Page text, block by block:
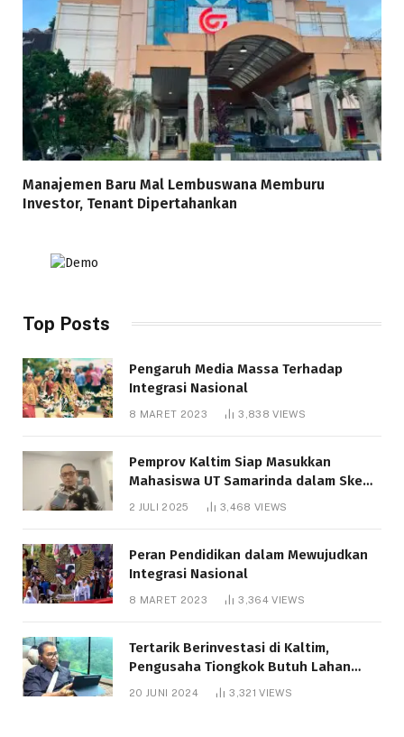
Manajemen Baru Mal Lembuswana Memburu
Investor, Tenant Dipertahankan
Top Posts
Pengaruh Media Massa Terhadap
Integrasi Nasional
8 MARET 2023 3,838VIEWS
Pemprov Kaltim Siap Masukkan
Mahasiswa UT Samarinda dalam Skema
Bantuan Pendidikan Gratispol
2 JULI 2025 3,468 VIEWS
Peran Pendidikan dalam Mewujudkan
Integrasi Nasional
8 MARET 2023 3,364VIEWS
Tertarik Berinvestasi di Kaltim,
Pengusaha Tiongkok Butuh Lahan
1.000 Hektare
20 JUNI 2024 3,321VIEWS